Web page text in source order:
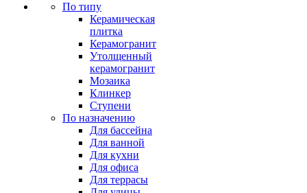
По типу
Керамическая
плитка
Керамогранит
Утолщенный
керамогранит
Мозаика
Клинкер
Ступени
По назначению
Для бассейна
Для ванной
Для кухни
Для офиса
Для террасы